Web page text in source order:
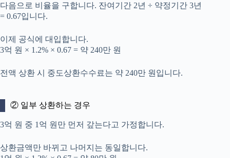
다음으로 비율을 구합니다. 잔여기간 2년 ÷ 약정기간 3년
= 0.67입니다.
이제 공식에 대입합니다.
3억 원 × 1.2% × 0.67 = 약 240만 원
전액 상환 시 중도상환수수료는 약 240만 원입니다.
② 일부 상환하는 경우
3억 원 중 1억 원만 먼저 갚는다고 가정합니다.
상환금액만 바뀌고 나머지는 동일합니다.